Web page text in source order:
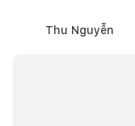
Thu Nguyễn